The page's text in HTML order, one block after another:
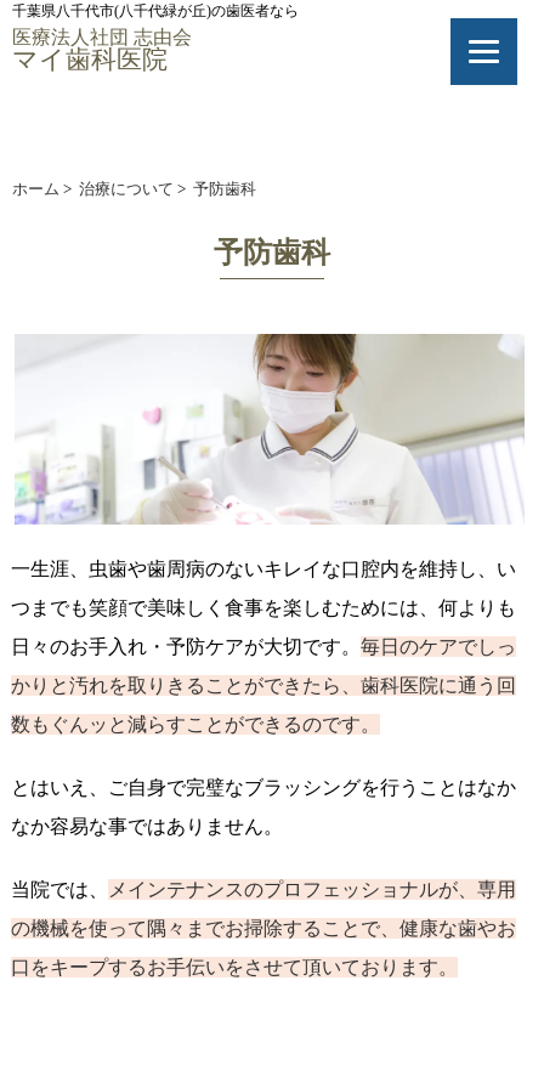
千葉県八千代市(八千代緑が丘)の歯医者なら
医療法人社団 志由会
マイ歯科医院
ホーム > 治療について > 予防歯科
予防歯科
一生涯、虫歯や歯周病のないキレイな口腔内を維持し、い
つまでも笑顔で美味しく食事を楽しむためには、何よりも
日々のお手入れ・予防ケアが大切です。 毎日のケアでしっ
かりと汚れを取りきることができたら、歯科医院に通う回
数もぐんッと減らすことができるのです。
とはいえ、ご自身で完璧なブラッシングを行うことはなか
なか容易な事ではありません。
当院では、
メインテナンスのプロフェッショナルが、専用
の機械を使って隅々までお掃除することで、健康な歯やお
口をキープするお手伝いをさせて頂いております。